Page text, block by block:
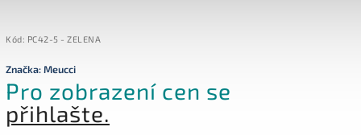
Kód: PC42-5 - ZELENA
Značka:Meucci
Pro zobrazení cen se
přihlašte.